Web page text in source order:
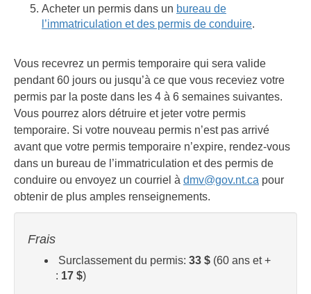
Acheter un permis dans un bureau de
l’immatriculation et des permis de conduire.
Vous recevrez un permis temporaire qui sera valide
pendant 60 jours ou jusqu’à ce que vous receviez votre
permis par la poste dans les 4 à 6 semaines suivantes.
Vous pourrez alors détruire et jeter votre permis
temporaire. Si votre nouveau permis n’est pas arrivé
avant que votre permis temporaire n’expire, rendez-vous
dans un bureau de l’immatriculation et des permis de
conduire ou envoyez un courriel à dmv@gov.nt.ca pour
obtenir de plus amples renseignements.
Frais
Surclassement du permis: 33 $ (60 ans et +
: 17 $)